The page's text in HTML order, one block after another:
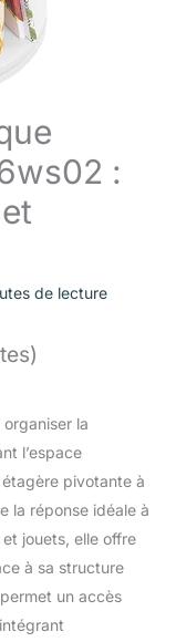
:
de lecture
la
l’espace
pivotante à
la réponse idéale à
jouets, elle offre
à sa structure
un accès